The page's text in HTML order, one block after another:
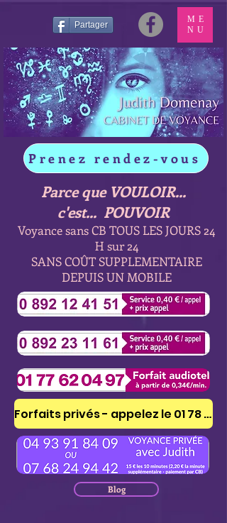
Partager
Prenez rendez-vous
Parce que VOULOIR...
c'est... POUVOIR
Voyance sans CB TOUS LES JOURS 24
H sur 24
SANS COÛT SUPPLEMENTAIRE
DEPUIS UN MOBILE
Blog
ME
NU
Forfaits privés - appelez le 01 78 41 53 51